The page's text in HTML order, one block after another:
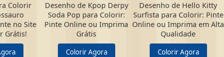
Colorir
no Site
Grátis!
Desenho de Kpop Derpy
Soda Pop para Colorir:
Pinte Online ou Imprima
Grátis
Colorir Agora
Desenho de Hello Kitty
Surfista para Colorir: Pinte
Online ou Imprima em Alta
Qualidade
Colorir Agora